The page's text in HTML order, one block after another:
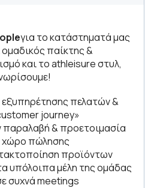
για το κατάστηματά μας
παίκτης &
και το athleisure στυλ,
πελατών &
journey»
παραλαβή & προετοιμασία
πώλησης
προϊόντων
υπόλοιπα μέλη της ομάδας
συχνά meetings